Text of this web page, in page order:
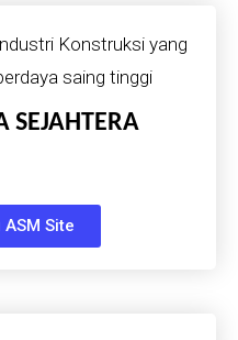
Konstruksi yang
saing tinggi
SEJAHTERA
Site